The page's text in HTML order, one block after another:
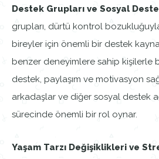
Destek Grupları ve Sosyal
grupları, dürtü kontrol
bireyler için önemli bir destek
benzer deneyimlere sahip kişilerle
destek, paylaşım ve motivasyon
arkadaşlar ve diğer sosyal destek
sürecinde önemli bir rol oynar.
Yaşam Tarzı Değişiklikleri ve